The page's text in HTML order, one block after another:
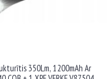
350Lm, 1200mAh Ar